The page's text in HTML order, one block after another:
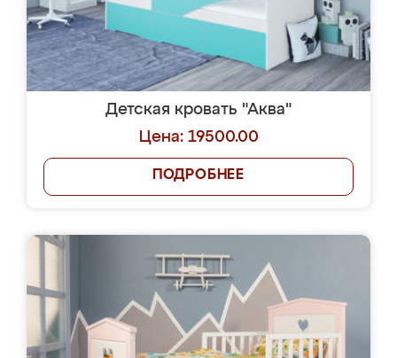
Детская кровать "Аква"
Цена: 19500.00
ПОДРОБНЕЕ